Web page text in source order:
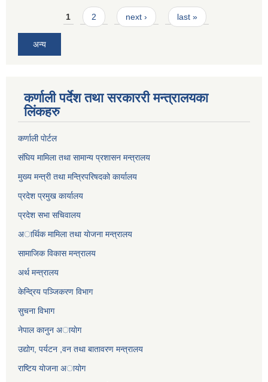
Pages1 2 next › last »
अन्य
कर्णाली पर्देश तथा सरकाररी मन्त्रालयका
लिंकहरु
कर्णाली पाेर्टल
संघिय मामिला तथा सामान्य प्रशासन मन्त्रालय
मुख्य मन्त्री तथा मन्त्रिपरिषदको कार्यालय
प्रदेश प्रमुख कार्यालय
प्रदेश सभा सचिवालय
अार्थिक मामिला तथा याेजना मन्त्रालय
सामाजिक विकास मन्त्रालय
अर्थ मन्त्रालय
केन्द्रिय पञ्जिकरण विभाग
सुचना विभाग
नेपाल कानुन अायाेग
उद्योग, पर्यटन ,वन तथा बातावरण मन्त्रालय
राष्टिय याेजना अायोग